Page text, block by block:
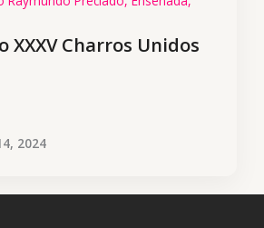
XXXV Charros Unidos
2024